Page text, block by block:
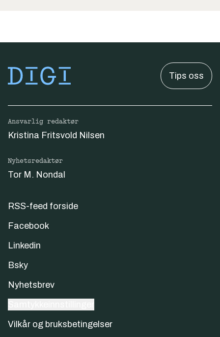
Tips oss
Ansvarlig redaktør
Kristina Fritsvold Nilsen
Nyhetsredaktør
Tor M. Nondal
RSS-feed forside
Facebook
Linkedin
Bsky
Nyhetsbrev
Vilkår og bruksbetingelser